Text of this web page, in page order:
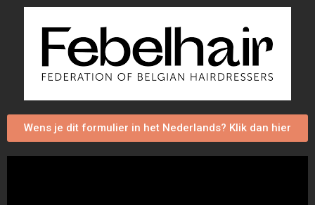
Wens je dit formulier in het Nederlands? Klik dan hier